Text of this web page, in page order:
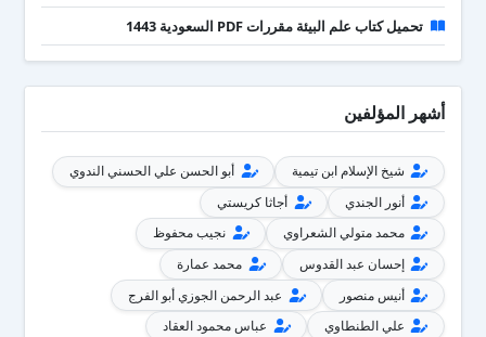
تحميل كتاب علم البيئة مقررات PDF السعودية 1443
أشهر المؤلفين
شيخ الإسلام ابن تيمية
أبو الحسن علي الحسني الندوي
أنور الجندي
أجاثا كريستي
محمد متولي الشعراوي
نجيب محفوظ
إحسان عبد القدوس
محمد عمارة
أنيس منصور
عبد الرحمن الجوزي أبو الفرج
علي الطنطاوي
عباس محمود العقاد